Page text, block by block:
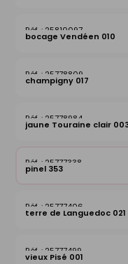
25810097
bocage Vendéen 010
25778809
champigny 017
25778984
jaune Touraine clair
25777338
pinel 353
25777406
terre de Languedoc 021
25777499
vieux Pisé 001